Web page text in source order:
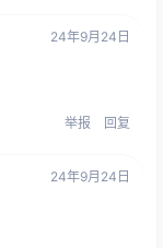
24年9月24日
举报 回复
24年9月24日